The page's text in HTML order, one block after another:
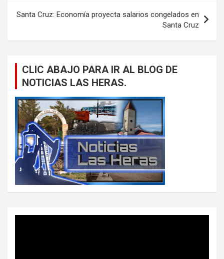
Santa Cruz: Economía proyecta salarios congelados en
Santa Cruz
CLIC ABAJO PARA IR AL BLOG DE
NOTICIAS LAS HERAS.